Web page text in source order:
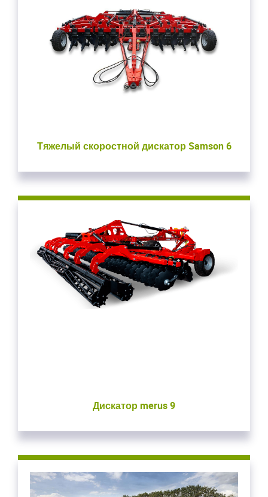
Тяжелый скоростной дискатор Samson 6
Дискатор merus 9